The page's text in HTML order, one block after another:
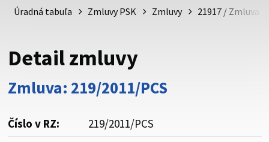
psk.sk.
Buďte pozorní a vždy sa uistite, že zdieľate informácie iba
cez zabezpečenú webovú stránku. Zabezpečená stránka
vždy začína https:// pred názvom domény webového sídla.
Úradná tabuľa Zmluvy PSK Zmluvy 21917 / Zmluva
Detail zmluvy
Zmluva: 219/2011/PCS
Číslo v RZ:
219/2011/PCS